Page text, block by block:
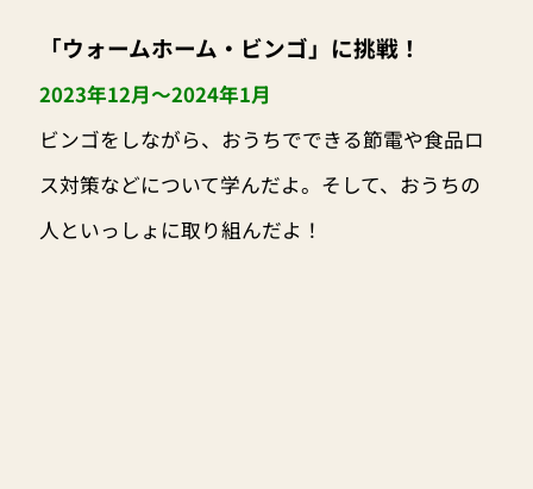
「ウォームホーム・ビンゴ」に挑戦！
2023年12月〜2024年1月
ビンゴをしながら、おうちでできる節電や食品ロ
ス対策などについて学んだよ。そして、おうちの
人といっしょに取り組んだよ！